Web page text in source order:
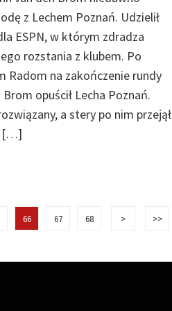
z Lechem Poznań. Udzielił
ESPN, w którym zdradza
rozstania z klubem. Po
Radom na zakończenie rundy
opuścił Lecha Poznań.
a stery po nim przejął
[…]
66 67 68 > >>